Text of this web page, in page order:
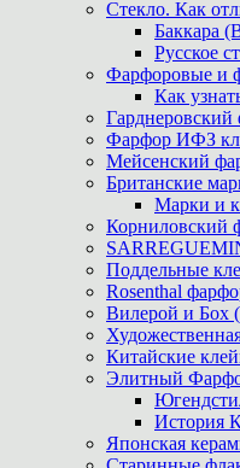
Стекло. Как
Баккара
Русское
Фарфоровые и
Как
Гарднеровский
Фарфор ИФЗ
Мейсенский
Британские
Марки и
Корниловский
Поддельные
Rosenthal
Вилерой и Бох
Китайские
Элитный
История
Японская